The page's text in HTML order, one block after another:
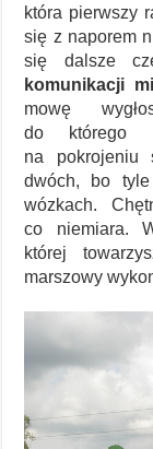
która pierwszy
się z naporem
się dalsze
komunikacji
mowę
do którego
na pokrojeniu
dwóch, bo
wózkach.
co niemiara.
której
marszowy